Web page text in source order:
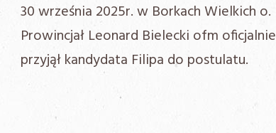
30 września 2025r. w Borkach Wielkich o.
Prowincjał Leonard Bielecki ofm oficjalnie
przyjął kandydata Filipa do postulatu.